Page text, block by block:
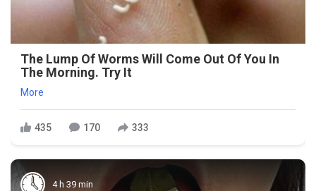
The Lump Of Worms Will Come Out Of You In
The Morning. Try It
More
435 170 333
4 h 39 min